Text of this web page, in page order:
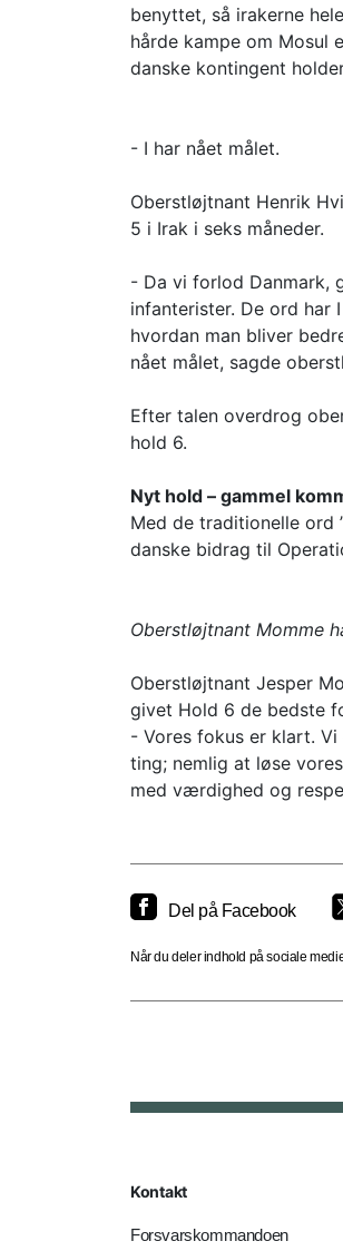
benyttet, så irakerne
hårde kampe om Mosul
danske kontingent
- I har nået målet.
Oberstløjtnant Henrik
5 i Irak i seks måneder.
- Da vi forlod Danmark,
infanterister. De ord har
hvordan man bliver
nået målet, sagde
Efter talen overdrog
hold 6.
Nyt hold – gammel
Med de traditionelle ord
danske bidrag til
Oberstløjtnant Momme
Oberstløjtnant Jesper
givet Hold 6 de bedste
- Vores fokus er klart.
ting; nemlig at løse
med værdighed og
Del på Facebook
Når du deler indhold på sociale
Kontakt
Forsvarskommandoen